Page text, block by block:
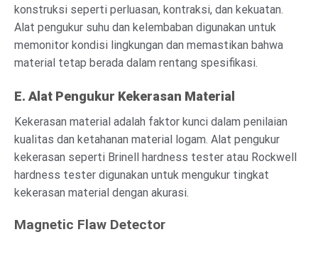
konstruksi seperti perluasan, kontraksi, dan kekuatan.
Alat pengukur suhu dan kelembaban digunakan untuk
memonitor kondisi lingkungan dan memastikan bahwa
material tetap berada dalam rentang spesifikasi.
E. Alat Pengukur Kekerasan Material
Kekerasan material adalah faktor kunci dalam penilaian
kualitas dan ketahanan material logam. Alat pengukur
kekerasan seperti Brinell hardness tester atau Rockwell
hardness tester digunakan untuk mengukur tingkat
kekerasan material dengan akurasi.
Magnetic Flaw Detector